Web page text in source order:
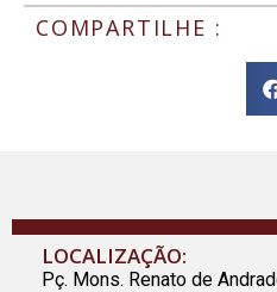
COMPARTILHE :
LOCALIZAÇÃO:
Pç. Mons. Renato de